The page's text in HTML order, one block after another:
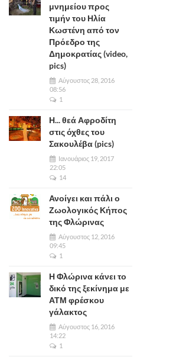
μνημείου προς
τιμήν του Ηλία
Κωστένη από τον
Πρόεδρο της
Δημοκρατίας (video,
pics)
Αύγουστος 28, 2016
08:56
1
Η... θεά Αφροδίτη
στις όχθες του
Σακουλέβα (pics)
Ιανουάριος 19, 2017
22:05
14
Ανοίγει και πάλι ο
Ζωολογικός Κήπος
της Φλώρινας
Αύγουστος 12, 2016
09:45
1
Η Φλώρινα κάνει το
δικό της ξεκίνημα με
ΑΤΜ φρέσκου
γάλακτος
Αύγουστος 16, 2016
14:22
1